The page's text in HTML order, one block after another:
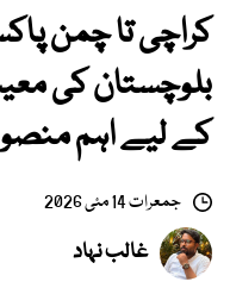
کراچی تا چمن
بلوچستان کی
کے لیے اہم
جمعرات 14 مئی 2026
غالب نہاد